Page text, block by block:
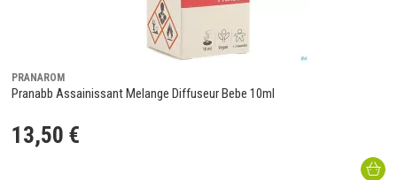
PRANAROM
Pranabb Assainissant Melange Diffuseur Bebe 10ml
13,50 €